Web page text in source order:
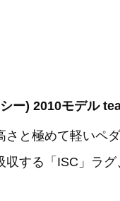
ー) 2010モデル
さと極めて軽いペ
収する「ISC」ラ